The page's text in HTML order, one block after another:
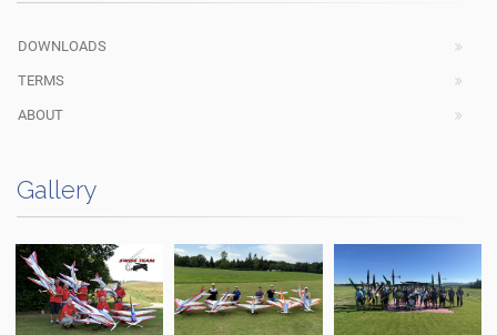
DOWNLOADS
TERMS
ABOUT
Gallery